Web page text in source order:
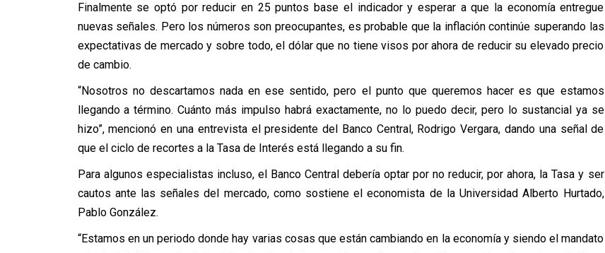
Finalmente se optó por reducir en 25 puntos base el indicador y esperar a que la economía entregue
nuevas señales. Pero los números son preocupantes, es probable que la inflación continúe superando las
expectativas de mercado y sobre todo, el dólar que no tiene visos por ahora de reducir su elevado precio
de cambio.
“Nosotros no descartamos nada en ese sentido, pero el punto que queremos hacer es que estamos
llegando a término. Cuánto más impulso habrá exactamente, no lo puedo decir, pero lo sustancial ya se
hizo”, mencionó en una entrevista el presidente del Banco Central, Rodrigo Vergara, dando una señal de
que el ciclo de recortes a la Tasa de Interés está llegando a su fin.
Para algunos especialistas incluso, el Banco Central debería optar por no reducir, por ahora, la Tasa y ser
cautos ante las señales del mercado, como sostiene el economista de la Universidad Alberto Hurtado,
Pablo González.
“Estamos en un periodo donde hay varias cosas que están cambiando en la economía y siendo el mandato